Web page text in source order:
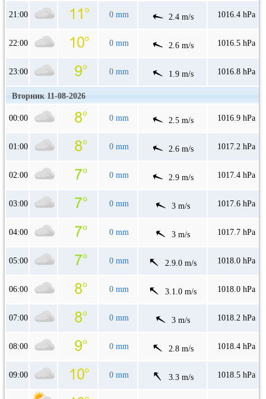
21:00 0 mm 2.4 m/s 1016.4 hPa
22:00 0 mm 2.6 m/s 1016.5 hPa
23:00 0 mm 1.9 m/s 1016.8 hPa
Вторник 11-08-2026
00:00 0 mm 2.5 m/s 1016.9 hPa
01:00 0 mm 2.6 m/s 1017.2 hPa
02:00 0 mm 2.9 m/s 1017.4 hPa
03:00 0 mm 3 m/s 1017.6 hPa
04:00 0 mm 3 m/s 1017.7 hPa
05:00 0 mm 2.9.0 m/s 1018.0 hPa
06:00 0 mm 3.1.0 m/s 1018.0 hPa
07:00 0 mm 3 m/s 1018.2 hPa
08:00 0 mm 2.8 m/s 1018.4 hPa
09:00 0 mm 3.3 m/s 1018.5 hPa